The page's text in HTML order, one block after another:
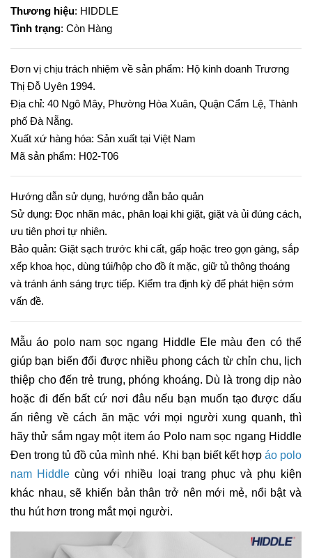
Thương hiệu: HIDDLE
Tình trạng: Còn Hàng
Đơn vị chịu trách nhiệm về sản phẩm: Hộ kinh doanh Trương
Thị Đỗ Uyên 1994.
Địa chỉ: 40 Ngô Mây, Phường Hòa Xuân, Quận Cẩm Lệ, Thành
phố Đà Nẵng.
Xuất xứ hàng hóa: Sản xuất tại Việt Nam
Mã sản phẩm: H02-T06
Hướng dẫn sử dụng, hướng dẫn bảo quản
Sử dụng: Đọc nhãn mác, phân loại khi giặt, giặt và ủi đúng cách,
ưu tiên phơi tự nhiên.
Bảo quản: Giặt sạch trước khi cất, gấp hoặc treo gọn gàng, sắp
xếp khoa học, dùng túi/hộp cho đồ ít mặc, giữ tủ thông thoáng
và tránh ánh sáng trực tiếp. Kiểm tra định kỳ để phát hiện sớm
vấn đề.
Mẫu áo polo nam sọc ngang Hiddle Ele màu đen có thể
giúp bạn biến đổi được nhiều phong cách từ chỉn chu, lịch
thiệp cho đến trẻ trung, phóng khoáng. Dù là trong dịp nào
hoặc đi đến bất cứ nơi đâu nếu bạn muốn tạo được dấu
ấn riêng về cách ăn mặc với mọi người xung quanh, thì
hãy thử sắm ngay một item áo Polo nam sọc ngang Hiddle
Đen trong tủ đồ của mình nhé. Khi bạn biết kết hợp áo polo
nam Hiddle cùng với nhiều loại trang phục và phụ kiện
khác nhau, sẽ khiến bản thân trở nên mới mẻ, nổi bật và
thu hút hơn trong mắt mọi người.